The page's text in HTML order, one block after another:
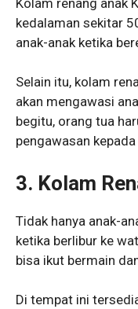
kedalaman sekitar
anak-anak ketika
Selain itu, kolam
akan mengawasi
begitu, orang tua
pengawasan kepada
3. Kolam
Tidak hanya anak-
ketika berlibur ke
bisa ikut bermain
Di tempat ini